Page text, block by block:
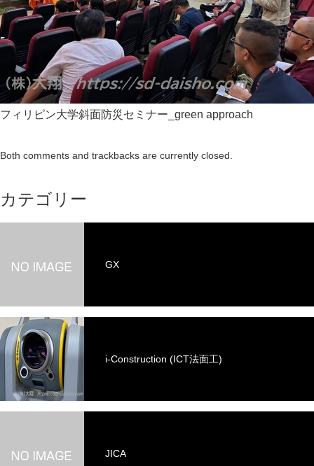
フィリピン大学斜面防災セミナー_green approach
Both comments and trackbacks are currently closed.
カテゴリー
GX
i-Construction (ICT法面工)
JICA